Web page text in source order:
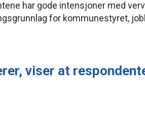
har gode intensjoner med
for kommunestyret,
viser at